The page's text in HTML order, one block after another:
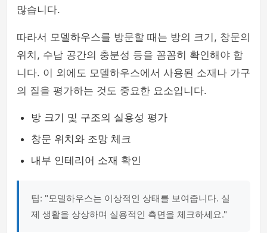
많습니다.
따라서 모델하우스를 방문할 때는 방의 크기, 창문의
위치, 수납 공간의 충분성 등을 꼼꼼히 확인해야 합
니다. 이 외에도 모델하우스에서 사용된 소재나 가구
의 질을 평가하는 것도 중요한 요소입니다.
방 크기 및 구조의 실용성 평가
창문 위치와 조망 체크
내부 인테리어 소재 확인
팁: "모델하우스는 이상적인 상태를 보여줍니다. 실
제 생활을 상상하며 실용적인 측면을 체크하세요."